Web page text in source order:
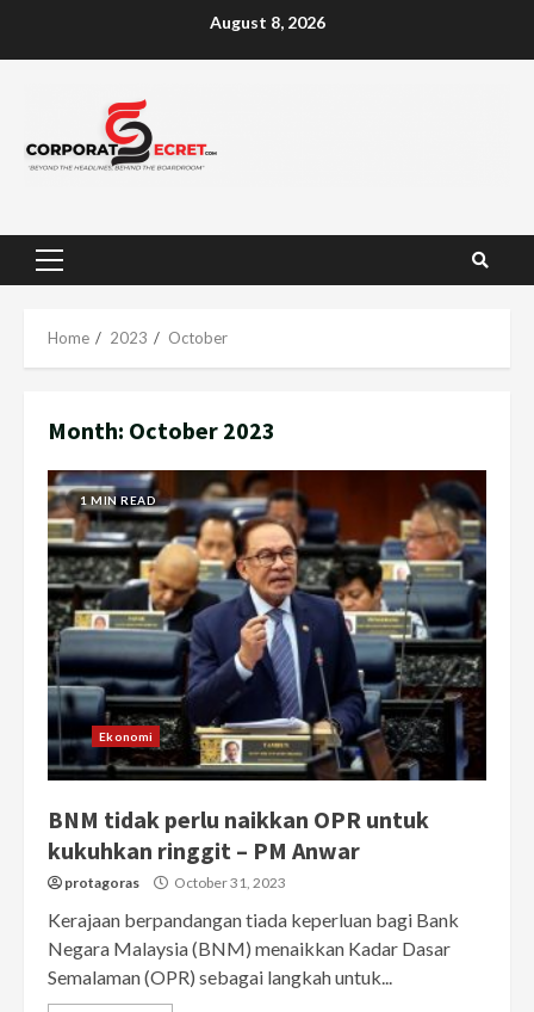
August 8, 2026
Primary
Home 2023 October
Month: October 2023
1 MIN READ
Ekonomi
BNM tidak perlu naikkan OPR untuk
kukuhkan ringgit – PM Anwar
protagoras October 31, 2023
Kerajaan berpandangan tiada keperluan bagi Bank
Negara Malaysia (BNM) menaikkan Kadar Dasar
Semalaman (OPR) sebagai langkah untuk...